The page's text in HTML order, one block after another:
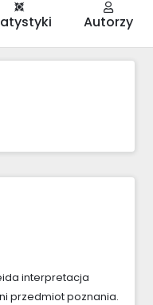
Autorzy
interpretacja
przedmiot poznania.